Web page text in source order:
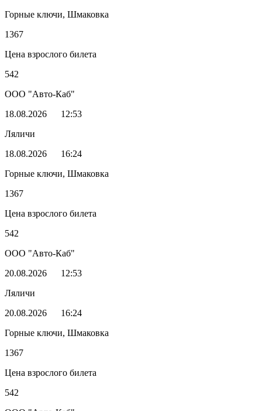
Горные ключи, Шмаковка
1367
Цена взрослого билета
542
ООО "Авто-Каб"
18.08.2026
12:53
Ляличи
18.08.2026
16:24
Горные ключи, Шмаковка
1367
Цена взрослого билета
542
ООО "Авто-Каб"
20.08.2026
12:53
Ляличи
20.08.2026
16:24
Горные ключи, Шмаковка
1367
Цена взрослого билета
542